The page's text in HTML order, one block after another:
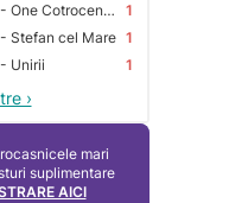
Premium Store Bucuresti - One Cotroceni Park
1
Stefan cel Mare 1
Unirii
1
›
mari
suplimentare
AICI